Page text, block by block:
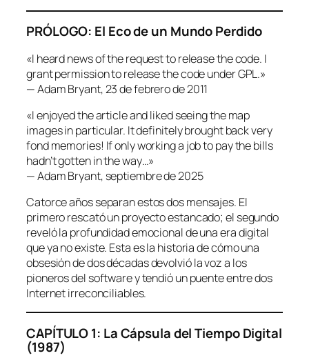
PRÓLOGO: El Eco de un Mundo Perdido
«I heard news of the request to release the code. I
grant permission to release the code under GPL.»
— Adam Bryant, 23 de febrero de 2011
«I enjoyed the article and liked seeing the map
images in particular. It definitely brought back very
fond memories! If only working a job to pay the bills
hadn’t gotten in the way…»
— Adam Bryant, septiembre de 2025
Catorce años separan estos dos mensajes. El
primero rescató un proyecto estancado; el segundo
reveló la profundidad emocional de una era digital
que ya no existe. Esta es la historia de cómo una
obsesión de dos décadas devolvió la voz a los
pioneros del software y tendió un puente entre dos
Internet irreconciliables.
CAPÍTULO 1: La Cápsula del Tiempo Digital
(1987)